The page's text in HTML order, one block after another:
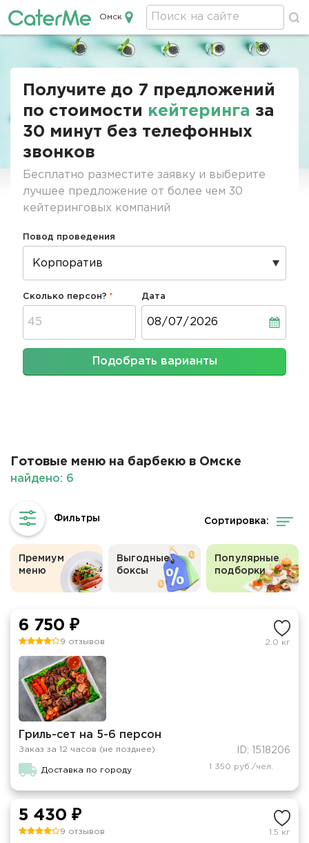
Кейтеринг в Омске
Омск
Получите до 7 предложений
по стоимости кейтеринга за
30 минут без телефонных
звонков
Бесплатно разместите заявку и выберите
лучшее предложение от более чем 30
кейтеринговых компаний
Повод проведения
Сколько персон? Дата
Подобрать варианты
Готовые меню на барбекю в Омске
найдено: 6
Сортировка:
Премиум
меню
Выгодные
боксы
Популярные
подборки
6 750 ₽
9 отзывов 2.0 кг
Гриль-сет на 5-6 персон
Заказ за 12 часов (не позднее) ID: 1518206
Доставка по городу 1 350 руб./чел.
5 430 ₽
9 отзывов 1.5 кг